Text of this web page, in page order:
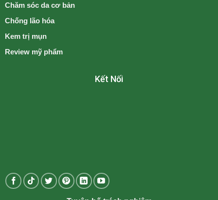
Chăm sóc da cơ bản
Chống lão hóa
Kem trị mụn
Review mỹ phẩm
Kết Nối